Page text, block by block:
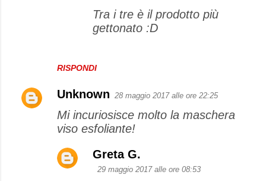
RISPONDI
Tra i tre è il prodotto più
gettonato :D
Unknown 28 maggio 2017 alle ore 22:25
Mi incuriosisce molto la maschera
viso esfoliante!
Greta G.
29 maggio 2017 alle ore 08:53